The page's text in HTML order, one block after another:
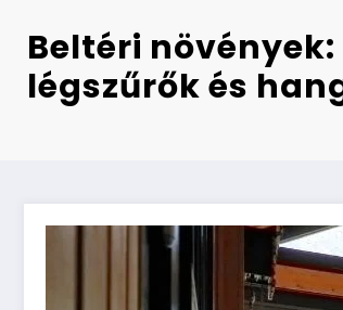
Beltéri
légszűrők és